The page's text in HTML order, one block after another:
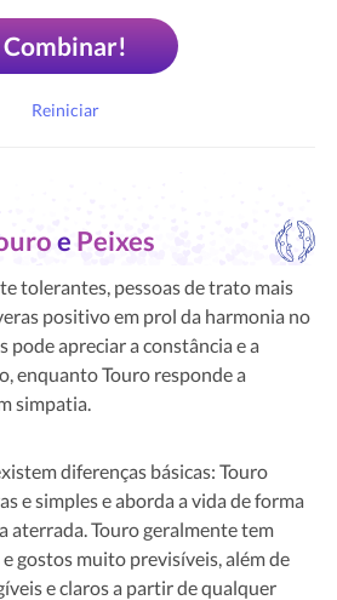
Combinar!
Reiniciar
e Peixes
tolerantes, pessoas de trato mais
positivo em prol da harmonia no
pode apreciar a constância e a
enquanto Touro responde a
simpatia.
diferenças básicas: Touro
e simples e aborda a vida de forma
aterrada. Touro geralmente tem
gostos muito previsíveis, além de
e claros a partir de qualquer